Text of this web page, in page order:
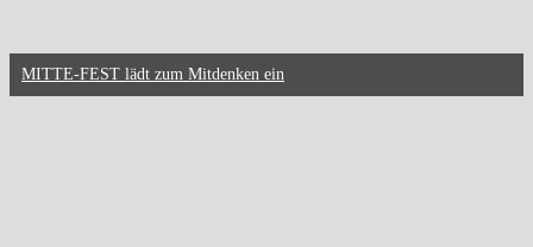
MITTE-FEST lädt zum Mitdenken ein